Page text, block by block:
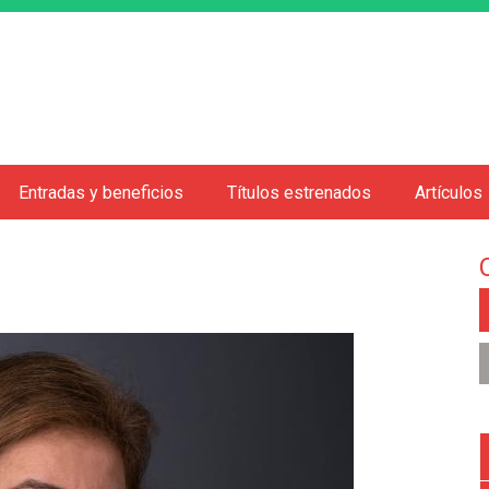
Entradas y beneficios Títulos estrenados Artículos